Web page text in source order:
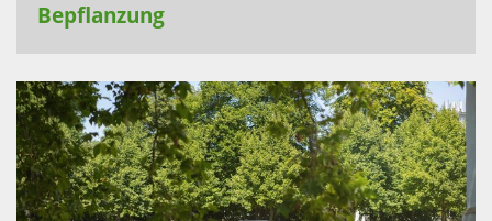
Bepflanzung